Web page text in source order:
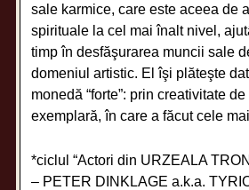
sale karmice, care este aceea de
spirituale la cel mai înalt nivel,
timp în desfăşurarea muncii sale
domeniul artistic. El îşi plăteşte
monedă “forte”: prin creativitate
exemplară, în care a făcut cele
*ciclul “Actori din URZEALA
– PETER DINKLAGE a.k.a.